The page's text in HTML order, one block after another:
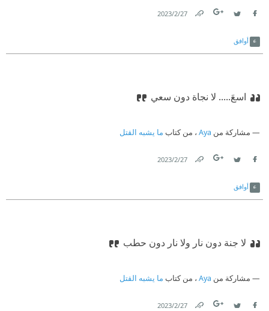
27‏/2‏/2023
أوافق
اسعَ..... لا نجاة دون سعي
مشاركة من Aya ، من كتاب ما يشبه القتل
27‏/2‏/2023
أوافق
لا جنة دون نار ولا نار دون حطب
مشاركة من Aya ، من كتاب ما يشبه القتل
27‏/2‏/2023